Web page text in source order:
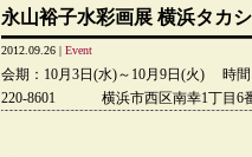
永山裕子水彩画展 横浜タカ
2012.09.26 | Event
会期：10月3日(水)～10月9日(火) 時
220-8601 横浜市西区南幸1丁目6